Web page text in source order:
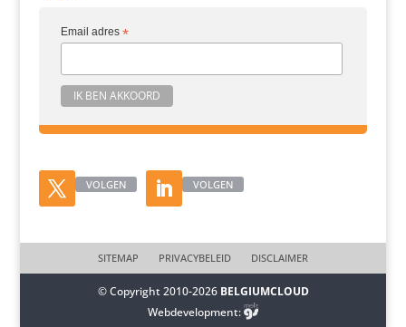
Email adres *
VOLGEN VOLGEN
SITEMAP PRIVACYBELEID DISCLAIMER
© Copyright 2010-2026 BELGIUMCLOUD
Webdevelopment: